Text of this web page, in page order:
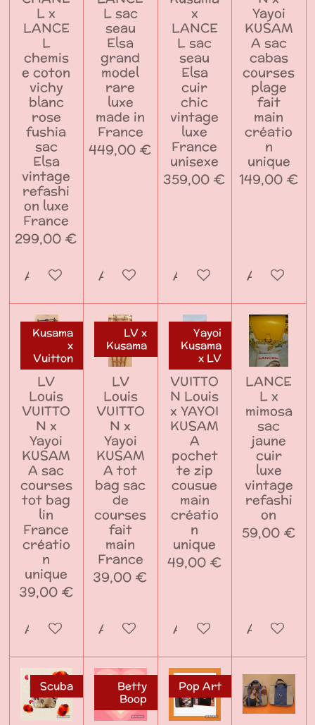
L x
LANCE
L
chemis
e coton
vichy
blanc
rose
fushia
sac
Elsa
vintage
refashi
on luxe
France
299,00 €
Ajouter au panier
L sac
seau
Elsa
grand
model
rare
luxe
made in
France
449,00 €
Ajouter au panier
x
LANCE
L sac
seau
Elsa
cuir
chic
vintage
luxe
France
unisexe
359,00 €
Ajouter au panier
Yayoi
KUSAM
A sac
cabas
courses
plage
fait
main
créatio
n
unique
149,00 €
Ajouter
Kusama
x
Vuitton
LV
Louis
VUITTO
N x
Yayoi
KUSAM
A sac
courses
tot bag
lin
France
créatio
n
unique
39,00 €
Ajouter au panier
LV x
Kusama
LV
Louis
VUITTO
N x
Yayoi
KUSAM
A tot
bag sac
de
courses
fait
main
France
39,00 €
Ajouter au panier
Yayoi
Kusama
x LV
VUITTO
N Louis
x YAYOI
KUSAM
A
pochet
te zip
cousue
main
créatio
n
unique
49,00 €
Ajouter au panier
LANCE
L x
mimosa
sac
jaune
cuir
luxe
vintage
refashi
on
59,00 €
Ajouter
Scuba
Betty
Boop
Pop Art